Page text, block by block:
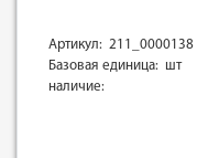
Артикул: 211_0000138
Базовая единица: шт
наличие: